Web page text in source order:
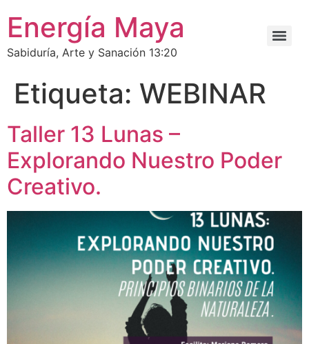
Energía Maya
Sabiduría, Arte y Sanación 13:20
Etiqueta: WEBINAR
Taller 13 Lunas –
Explorando Nuestro Poder
Creativo.